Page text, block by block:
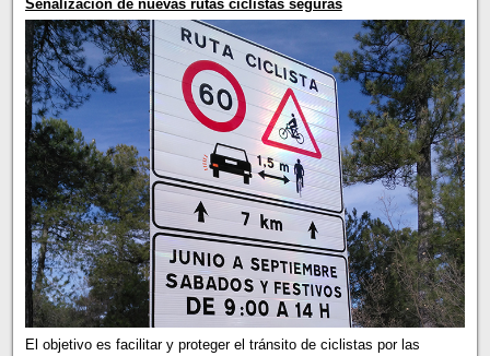
Señalización de nuevas rutas ciclistas seguras
El objetivo es facilitar y proteger el tránsito de ciclistas por las